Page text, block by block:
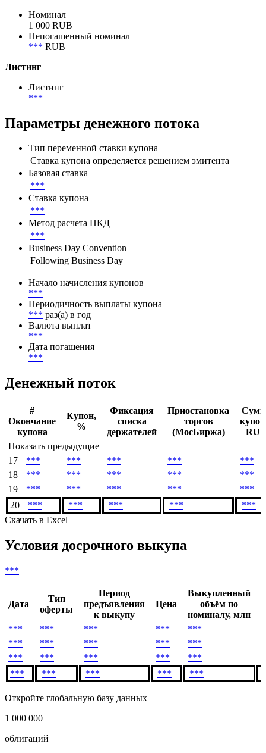
Номинал
1 000 RUB
Непогашенный номинал
*** RUB
Листинг
Листинг
***
Параметры денежного потока
Тип переменной ставки купона
Ставка купона определяется решением эмитента
Базовая ставка
***
Ставка купона
***
Метод расчета НКД
***
Business Day Convention
Following Business Day
Начало начисления купонов
***
Периодичность выплаты купона
*** раз(а) в год
Валюта выплат
***
Дата погашения
***
Денежный поток
#
Окончание
купона
Купон,
%
Фиксация
списка
держателей
Приостановка
торгов
(МосБиржа)
RUB
Показать предыдущие
17
*** *** *** ***
***
18
*** *** *** ***
***
19
*** *** *** ***
***
20
*** *** *** ***
***
Скачать в Excel
Условия досрочного выкупа
***
Дата
Тип
оферты
Период
предъявления
к выкупу
Цена
Выкупленный
объём по
номиналу, млн
***
*** *** *** ***
***
*** *** *** ***
***
*** *** *** ***
***
*** *** *** ***
Откройте глобальную базу данных
1 000 000
облигаций